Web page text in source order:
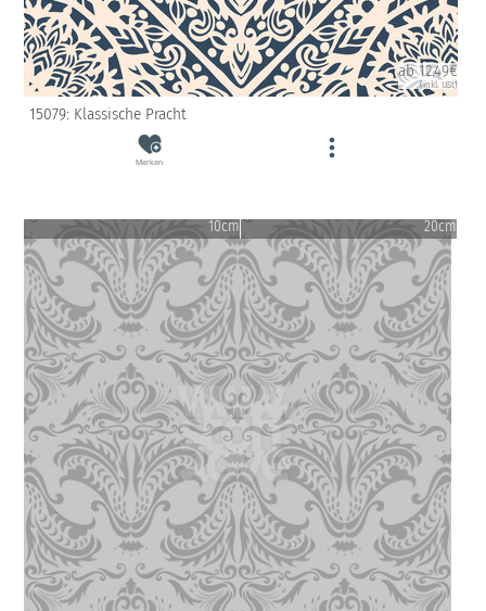
ab 12.49€
(inkl. USt)
15079: Klassische Pracht
Merken
10cm 20cm